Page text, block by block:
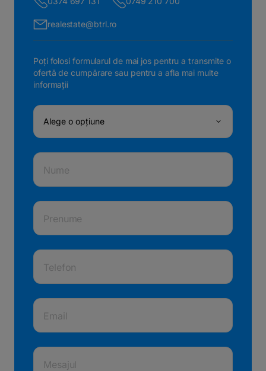
realestate@btrl.ro
Poți folosi formularul de mai jos pentru a transmite o
ofertă de cumpărare sau pentru a afla mai multe
informații
Alege o opțiune
Nume
Prenume
Telefon
Email
Mesajul